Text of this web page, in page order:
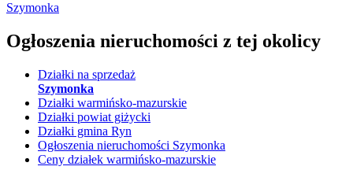
Szymonka
Ogłoszenia nieruchomości z tej okolicy
Działki na sprzedaż
Szymonka
Działki warmińsko-mazurskie
Działki powiat giżycki
Działki gmina Ryn
Ogłoszenia nieruchomości Szymonka
Ceny działek warmińsko-mazurskie